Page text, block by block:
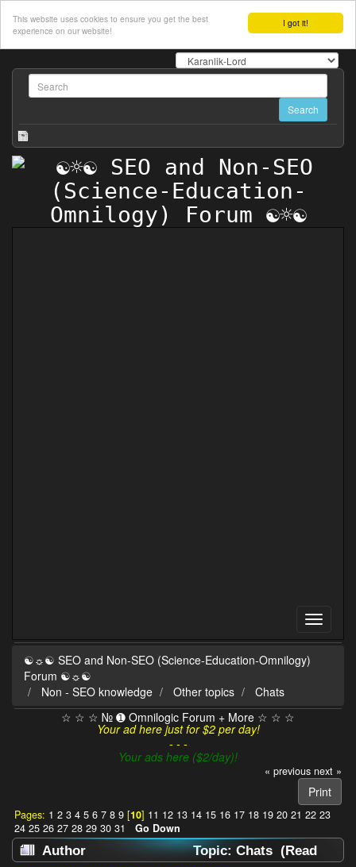
I got it!
This website uses cookies to ensure you get the best
experience on our website!
☯☼☯ SEO and Non-SEO (Science-Education-Omnilogy)
Forum ☯☼☯
Non - SEO knowledge
Other topics
Chats
☆ ☆ ☆ № ➊ Omnilogic Forum + More ☆ ☆ ☆
Your ad here just for $2 per day!
- - -
Your ads here ($2/day)!
« previous next »
Print
Pages: 1 2 3 4 5 6 7 8 9[10] 11 12 13 14 15 16 17 18 19 20 21 22 23
24 25 26 27 28 29 30 31 Go Down
Author
Topic: Chats (Read